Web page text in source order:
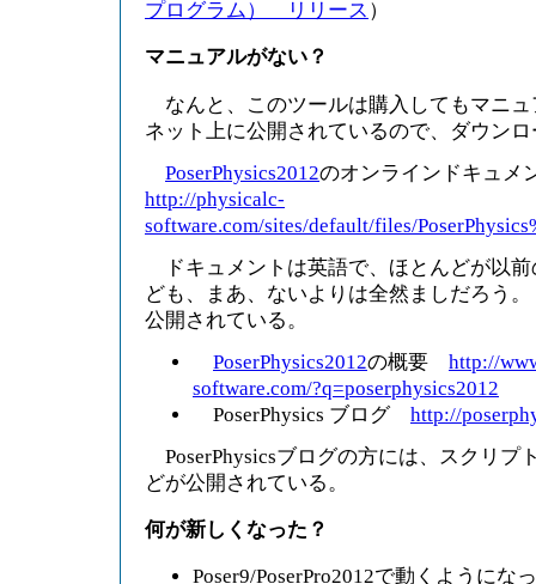
プログラム） リリース ）
マニュアルがない？
なんと、このツールは購入してもマニ
ネット上に公開されているので、ダウン
PoserPhysics2012のオンラインドキ
http://physicalc-
software.com/sites/default/files/
ドキュメントは英語で、ほとんどが以
ども、まあ、ないよりは全然ましだろう
公開されている。
PoserPhysics2012の概要 http://
software.com/?q=poserphysics2012
PoserPhysics ブログ http://
PoserPhysicsブログの方には、スクリプ
どが公開されている。
何が新しくなった？
Poser9/PoserPro2012で動くようにな